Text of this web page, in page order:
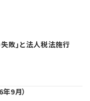
敗｣と法人税法施行
9月）